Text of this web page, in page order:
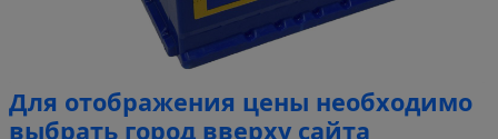
Для отображения цены необходимо
выбрать город вверху сайта